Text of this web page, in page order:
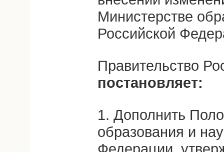
Министерстве
Российской
Правительство
постановляет:
1. Дополнить
образования и